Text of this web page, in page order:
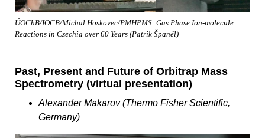
ÚOChB/IOCB/Michal Hoskovec/PMHPMS: Gas Phase Ion-molecule
Reactions in Czechia over 60 Years (Patrik Španěl)
Past, Present and Future of Orbitrap Mass
Spectrometry (virtual presentation)
Alexander Makarov (Thermo Fisher Scientific,
Germany)